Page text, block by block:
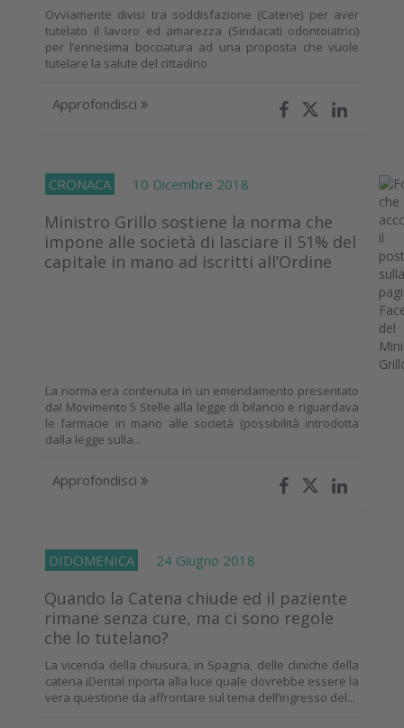
Ovviamente divisi tra soddisfazione (Catene) per aver
tutelato il lavoro ed amarezza (Sindacati odontoiatrici)
per l’ennesima bocciatura ad una proposta che vuole
tutelare la salute del cittadino
Approfondisci
CRONACA 10 Dicembre 2018
Ministro Grillo sostiene la norma che
impone alle società di lasciare il 51% del
capitale in mano ad iscritti all’Ordine
La norma era contenuta in un emendamento presentato
dal Movimento 5 Stelle alla legge di bilancio e riguardava
le farmacie in mano alle società (possibilità introdotta
dalla legge sulla...
Approfondisci
DIDOMENICA 24 Giugno 2018
Quando la Catena chiude ed il paziente
rimane senza cure, ma ci sono regole
che lo tutelano?
La vicenda della chiusura, in Spagna, delle cliniche della
catena iDental riporta alla luce quale dovrebbe essere la
vera questione da affrontare sul tema dell’ingresso del...